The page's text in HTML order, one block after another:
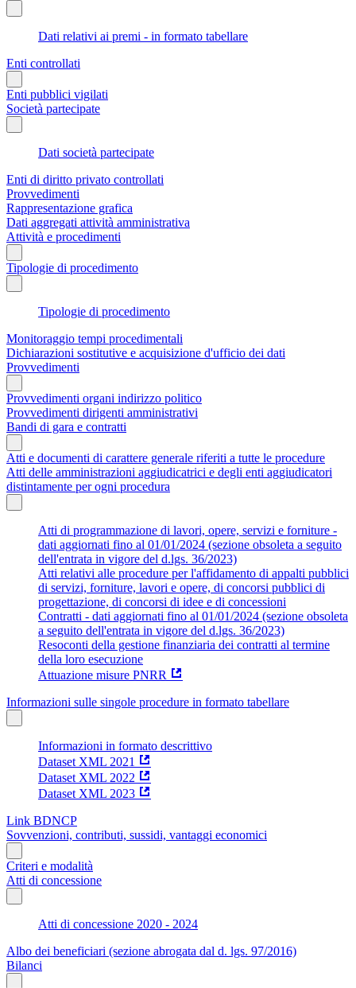
Dati relativi ai premi - in formato tabellare
Enti controllati
Enti pubblici vigilati
Società partecipate
Dati società partecipate
Enti di diritto privato controllati
Provvedimenti
Rappresentazione grafica
Dati aggregati attività amministrativa
Attività e procedimenti
Tipologie di procedimento
Tipologie di procedimento
Monitoraggio tempi procedimentali
Dichiarazioni sostitutive e acquisizione d'ufficio dei dati
Provvedimenti
Provvedimenti organi indirizzo politico
Provvedimenti dirigenti amministrativi
Bandi di gara e contratti
Atti e documenti di carattere generale riferiti a tutte le procedure
Atti delle amministrazioni aggiudicatrici e degli enti aggiudicatori
distintamente per ogni procedura
Atti di programmazione di lavori, opere, servizi e forniture -
dati aggiornati fino al 01/01/2024 (sezione obsoleta a seguito
dell'entrata in vigore del d.lgs. 36/2023)
Atti relativi alle procedure per l'affidamento di appalti pubblici
di servizi, forniture, lavori e opere, di concorsi pubblici di
progettazione, di concorsi di idee e di concessioni
Contratti - dati aggiornati fino al 01/01/2024 (sezione obsoleta
a seguito dell'entrata in vigore del d.lgs. 36/2023)
Resoconti della gestione finanziaria dei contratti al termine
della loro esecuzione
Attuazione misure PNRR
Informazioni sulle singole procedure in formato tabellare
Informazioni in formato descrittivo
Dataset XML 2021
Dataset XML 2022
Dataset XML 2023
Link BDNCP
Sovvenzioni, contributi, sussidi, vantaggi economici
Criteri e modalità
Atti di concessione
Atti di concessione 2020 - 2024
Albo dei beneficiari (sezione abrogata dal d. lgs. 97/2016)
Bilanci